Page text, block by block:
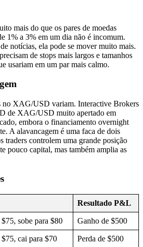
mais do que os pares de moedas
1% a 3% em um dia não é incomum.
notícias, ela pode se mover muito mais.
de stops mais largos e tamanhos
usariam em um par mais calmo.
no XAG/USD variam. Interactive Brokers
de XAG/USD muito apertado em
embora o financiamento overnight
A alavancagem é uma faca de dois
traders controlem uma grande posição
pouco capital, mas também amplia as
Resultado P&L
sobe para $80 Ganho de $500
cai para $70 Perda de $500